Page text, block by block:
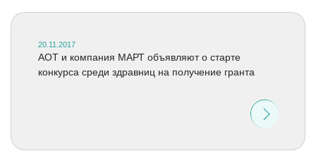
20.11.2017
АОТ и компания МАРТ объявляют о старте
конкурса среди здравниц на получение гранта